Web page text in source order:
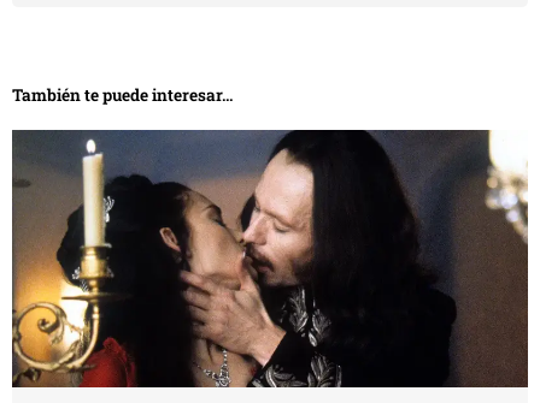
También te puede interesar...